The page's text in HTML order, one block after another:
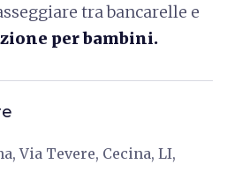
tra bancarelle e
per bambini.
Via Tevere, Cecina, LI,